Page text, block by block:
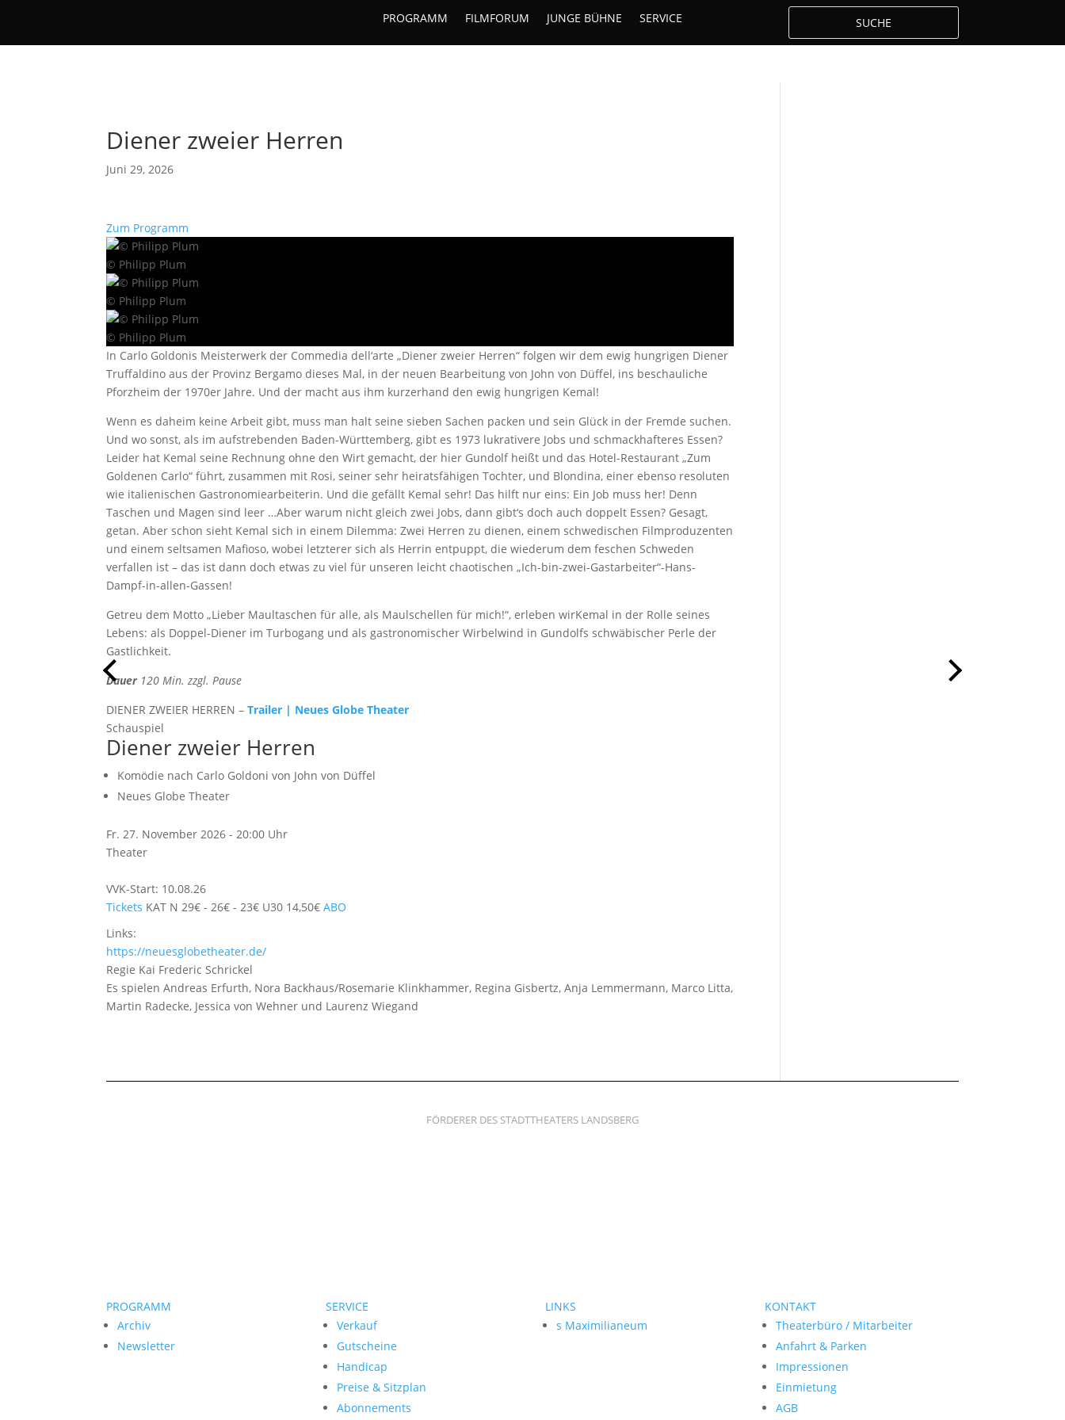
PROGRAMM FILMFORUM JUNGE BÜHNE SERVICE
Diener zweier Herren
Juni 29, 2026
Zum Programm
© Philipp Plum
© Philipp Plum
© Philipp Plum
In Carlo Goldonis Meisterwerk der Commedia dell‘arte „Diener zweier Herren“ folgen wir dem ewig hungrigen Diener
Truffaldino aus der Provinz Bergamo dieses Mal, in der neuen Bearbeitung von John von Düffel, ins beschauliche
Pforzheim der 1970er Jahre. Und der macht aus ihm kurzerhand den ewig hungrigen Kemal!
Wenn es daheim keine Arbeit gibt, muss man halt seine sieben Sachen packen und sein Glück in der Fremde suchen.
Und wo sonst, als im aufstrebenden Baden-Württemberg, gibt es 1973 lukrativere Jobs und schmackhafteres Essen?
Leider hat Kemal seine Rechnung ohne den Wirt gemacht, der hier Gundolf heißt und das Hotel-Restaurant „Zum
Goldenen Carlo“ führt, zusammen mit Rosi, seiner sehr heiratsfähigen Tochter, und Blondina, einer ebenso resoluten
wie italienischen Gastronomiearbeiterin. Und die gefällt Kemal sehr! Das hilft nur eins: Ein Job muss her! Denn
Taschen und Magen sind leer …Aber warum nicht gleich zwei Jobs, dann gibt‘s doch auch doppelt Essen? Gesagt,
getan. Aber schon sieht Kemal sich in einem Dilemma: Zwei Herren zu dienen, einem schwedischen Filmproduzenten
und einem seltsamen Mafioso, wobei letzterer sich als Herrin entpuppt, die wiederum dem feschen Schweden
verfallen ist – das ist dann doch etwas zu viel für unseren leicht chaotischen „Ich-bin-zwei-Gastarbeiter“-Hans-
Dampf-in-allen-Gassen!
Getreu dem Motto „Lieber Maultaschen für alle, als Maulschellen für mich!“, erleben wirKemal in der Rolle seines
Lebens: als Doppel-Diener im Turbogang und als gastronomischer Wirbelwind in Gundolfs schwäbischer Perle der
Gastlichkeit.
Dauer120 Min. zzgl. Pause
DIENER ZWEIER HERREN –Trailer | Neues Globe Theater
Schauspiel
Diener zweier Herren
Komödie nach Carlo Goldoni von John von Düffel
Neues Globe Theater
Fr. 27. November 2026 - 20:00 Uhr
Theater
VVK-Start: 10.08.26
Tickets KAT N 29€ - 26€ - 23€ U30 14,50€ABO
Links:
https://neuesglobetheater.de/
Regie Kai Frederic Schrickel
Es spielen Andreas Erfurth, Nora Backhaus/Rosemarie Klinkhammer, Regina Gisbertz, Anja Lemmermann, Marco Litta,
Martin Radecke, Jessica von Wehner und Laurenz Wiegand
FÖRDERER DES STADTTHEATERS LANDSBERG
PROGRAMM
Archiv
Newsletter
SERVICE
Verkauf
Gutscheine
Handicap
Preise & Sitzplan
Abonnements
LINKS
s Maximilianeum
KONTAKT
Theaterbüro / Mitarbeiter
Anfahrt & Parken
Impressionen
Einmietung
AGB